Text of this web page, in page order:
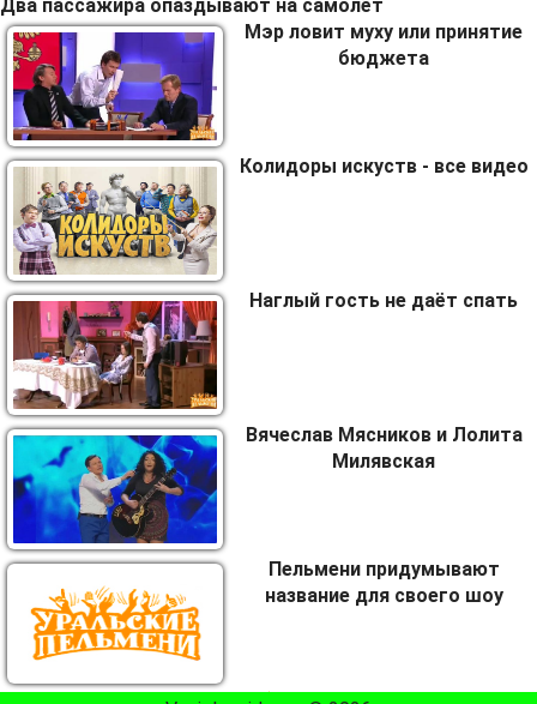
Два пассажира опаздывают на самолёт
Мэр ловит муху или принятие
бюджета
Колидоры искуств - все видео
Наглый гость не даёт спать
Вячеслав Мясников и Лолита
Милявская
Пельмени придумывают
название для своего шоу